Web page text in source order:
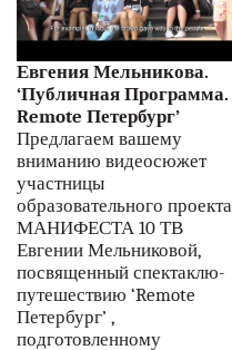
Евгения Мельникова.
‘Публичная Программа.
Remote Петербург’
Предлагаем вашему
вниманию видеосюжет
участницы
образовательного проекта
МАНИФЕСТА 10 ТВ
Евгении Мельниковой,
посвященный спектаклю-
путешествию ‘Remote
Петербург’ ,
подготовленному